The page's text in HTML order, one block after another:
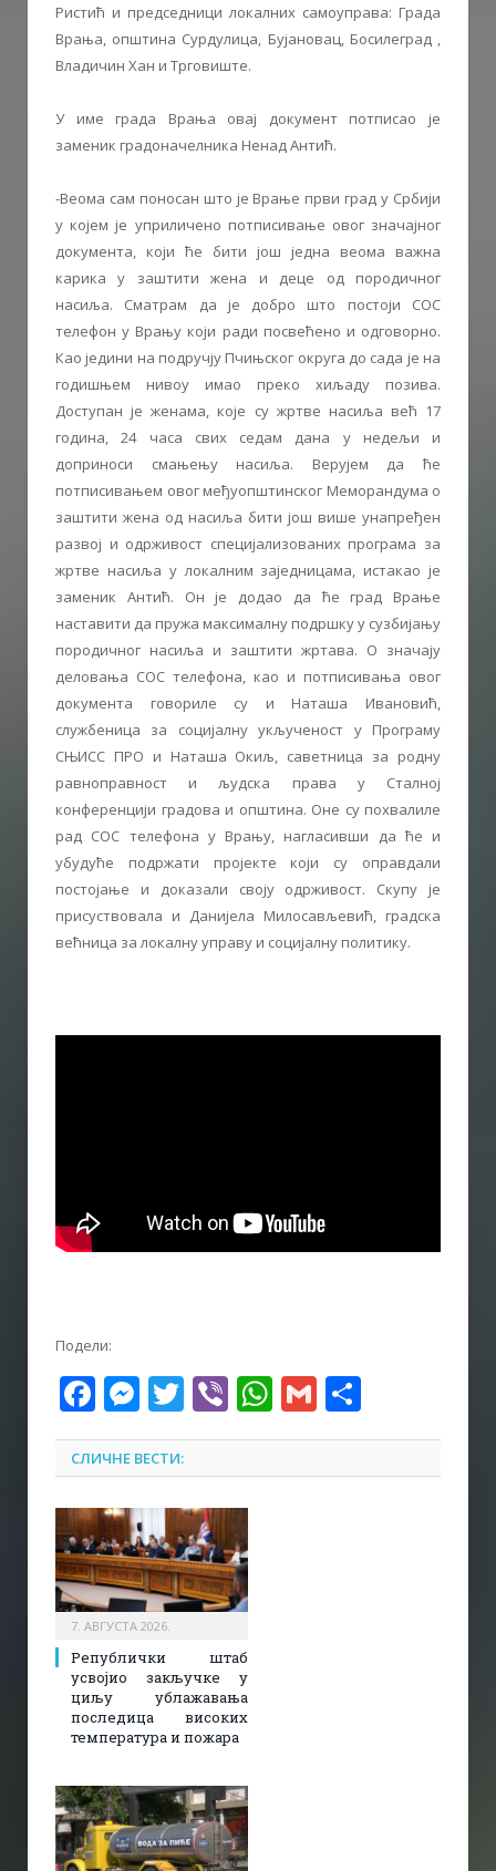
Ристић и председници локалних самоуправа: Града
Врања, општина Сурдулица, Бујановац, Босилеград ,
Владичин Хан и Трговиште.
У име града Врања овај документ потписао је
заменик градоначелника Ненад Антић.
-Веома сам поносан што је Врање први град у Србији
у којем је уприличено потписивање овог значајног
документа, који ће бити још једна веома важна
карика у заштити жена и деце од породичног
насиља. Сматрам да је добро што постоји СОС
телефон у Врању који ради посвећено и одговорно.
Као једини на подручју Пчињског округа до сада је на
годишњем нивоу имао преко хиљаду позива.
Доступан је женама, које су жртве насиља већ 17
година, 24 часа свих седам дана у недељи и
доприноси смањењу насиља. Верујем да ће
потписивањем овог међуопштинског Меморандума о
заштити жена од насиља бити још више унапређен
развој и одрживост специјализованих програма за
жртве насиља у локалним заједницама, истакао је
заменик Антић. Он је додао да ће град Врање
наставити да пружа максималну подршку у сузбијању
породичног насиља и заштити жртава. О значају
деловања СОС телефона, као и потписивања овог
документа говориле су и Наташа Ивановић,
службеница за социјалну укљученост у Програму
СЊИСС ПРО и Наташа Окиљ, саветница за родну
равноправност и људска права у Сталној
конференцији градова и општина. Оне су похвалиле
рад СОС телефона у Врању, нагласивши да ће и
убудуће подржати пројекте који су оправдали
постојање и доказали своју одрживост. Скупу је
присуствовала и Данијела Милосављевић, градска
већница за локалну управу и социјалну политику.
Подели:
Facebook
Messenger
Twitter
ViberWhatsApp
Gmail
СЛИЧНЕ ВЕСТИ:
7. АВГУСТА 2026.
Републички штаб
усвојио закључке у
циљу ублажавања
последица високих
температура и пожара​